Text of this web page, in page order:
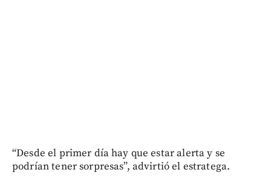
“Desde el primer día hay que estar alerta y se
podrían tener sorpresas”, advirtió el estratega.